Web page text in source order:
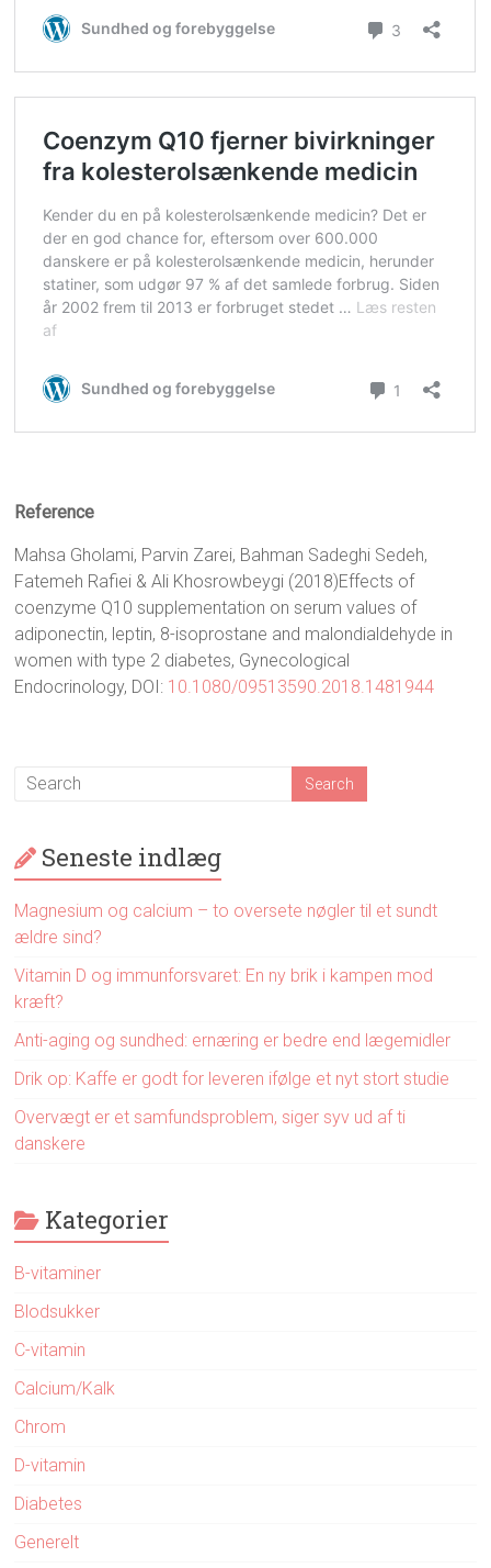
Reference
Mahsa Gholami, Parvin Zarei, Bahman Sadeghi Sedeh,
Fatemeh Rafiei & Ali Khosrowbeygi (2018)Effects of
coenzyme Q10 supplementation on serum values of
adiponectin, leptin, 8-isoprostane and malondialdehyde in
women with type 2 diabetes, Gynecological
Endocrinology, DOI: 10.1080/09513590.2018.1481944
Seneste indlæg
Magnesium og calcium – to oversete nøgler til et sundt
ældre sind?
Vitamin D og immunforsvaret: En ny brik i kampen mod
kræft?
Anti-aging og sundhed: ernæring er bedre end lægemidler
Drik op: Kaffe er godt for leveren ifølge et nyt stort studie
Overvægt er et samfundsproblem, siger syv ud af ti
danskere
Kategorier
B-vitaminer
Blodsukker
C-vitamin
Calcium/Kalk
Chrom
D-vitamin
Diabetes
Generelt